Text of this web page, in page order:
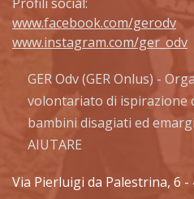
www.facebook.com/gerodv
www.instagram.com/ger_odv
GER Odv (GER Onlus) -
volontariato di ispirazione
bambini disagiati ed
AIUTARE
Via Pierluigi da Palestrina, 6 -